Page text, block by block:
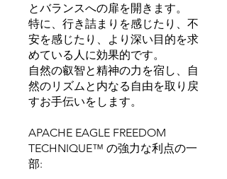
とバランスへの扉を開きます。
特に、行き詰まりを感じたり、不
安を感じたり、より深い目的を求
めている人に効果的です。
自然の叡智と精神の力を宿し、自
然のリズムと内なる自由を取り戻
すお手伝いをします。
APACHE EAGLE FREEDOM
TECHNIQUE™ の強力な利点の一
部: